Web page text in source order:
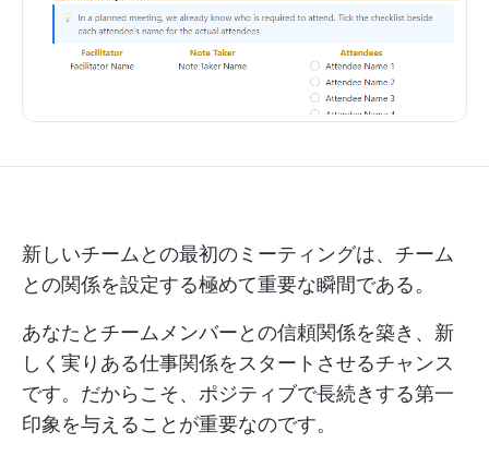
新しいチームとの最初のミーティングは、チーム
との関係を設定する極めて重要な瞬間である。
あなたとチームメンバーとの信頼関係を築き、新
しく実りある仕事関係をスタートさせるチャンス
です。だからこそ、ポジティブで長続きする第一
印象を与えることが重要なのです。